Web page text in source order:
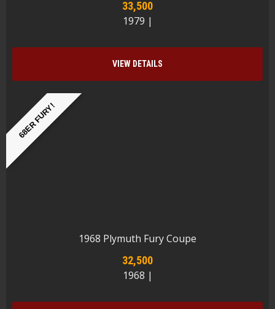
33,500
1979 |
VIEW DETAILS
68ER FURY!
1968 Plymuth Fury Coupe
32,500
1968 |